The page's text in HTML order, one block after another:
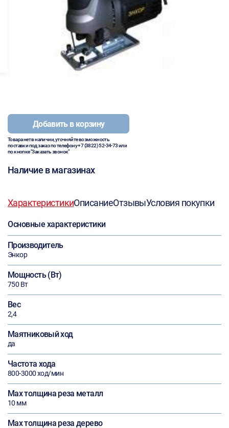
Добавить в корзину
Товара нет в наличии, уточняйте возможность
поставки под заказ по телефону+7 (3822) 52-34-73или
по кнопке "Заказать звонок"
Наличие в магазинах
ХарактеристикиОписаниеОтзывыУсловия покупки
Основные характеристики
Производитель
Энкор
Мощность (Вт)
750 Вт
Вес
2,4
Маятниковый ход
да
Частота хода
800-3000 ход/мин
Max толщина реза металл
10 мм
Max толщина реза дерево